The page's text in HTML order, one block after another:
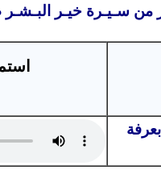
سـيـرة خيـر